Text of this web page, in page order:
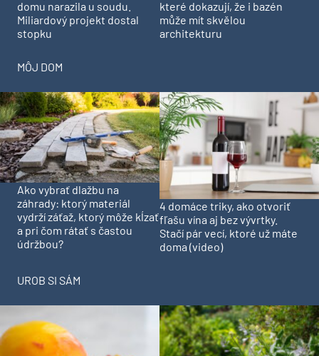
domu narazila u soudu.
Miliardový projekt dostal
stopku
které dokazují, že i bazén
může mít skvělou
architekturu
MÔJ DOM
Ako vybrať dlažbu na
záhrady: ktorý materiál
vydrží záťaž, ktorý môže kĺzať
a pri čom rátať s častou
údržbou?
4 domáce triky, ako otvoriť
fľašu vína aj bez vývrtky.
Stačí pár vecí, ktoré už máte
doma (video)
UROB SI SÁM